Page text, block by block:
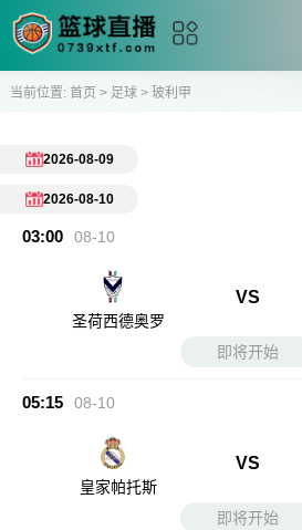
当前位置: 首页 > 足球> 玻利甲
2026-08-09
2026-08-10
03:00 08-10
圣荷西德奥罗
VS
即将开始
05:15 08-10
皇家帕托斯
VS
即将开始